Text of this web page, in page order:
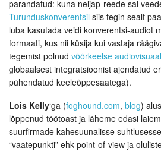
parandatud: kuna neljap-reede sai
Turunduskonverentsil siis tegin sealt
luba kasutada veidi konverentsi-audiot
formaati, kus nii küsija kui vastaja
tegemist polnud võõrkeelse
globaalsest integratsioonist ajendatud
pühendatud keeleõppesaatega).
Lois Kelly‘ga (foghound.com, blog)
lõppenud töötoast ja läheme edasi
suurfirmade kahesuunalisse
“vaatepunkti” ehk point-of-view ja